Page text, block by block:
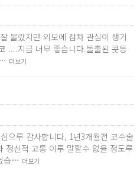
몰랐지만 외모에 점차 관심이 생기
....지금 너무 좋습니다.돌출된 콧등
더보기
으루 감사합니다, 1년3개월전 코수술
정신적 고통 이루 말할수 없을 정도루
습… 더보기